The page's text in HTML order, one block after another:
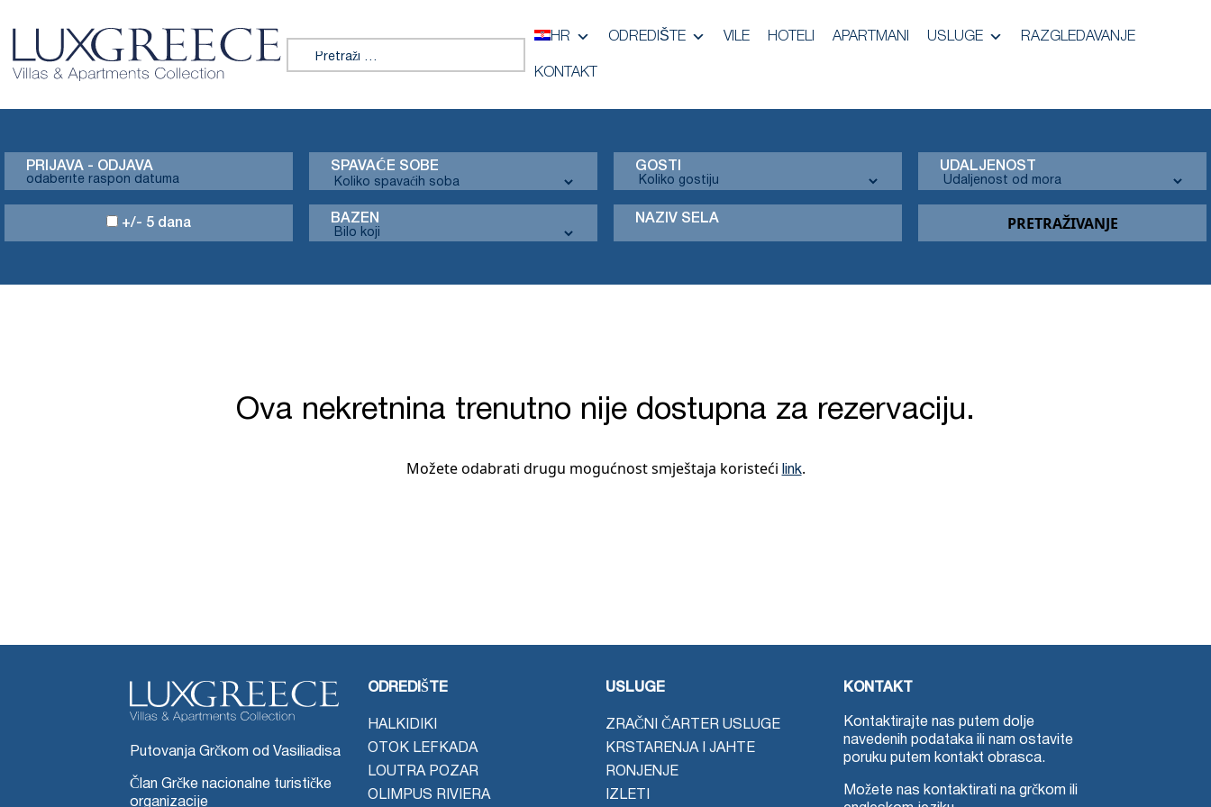
Tražiti:
HR ODREDIŠTE VILE HOTELI APARTMANI USLUGE RAZGLEDAVANJE
KONTAKT
PRIJAVA - ODJAVA SPAVAĆE SOBE GOSTI UDALJENOST
+/- 5 dana BAZEN NAZIV SELA
Ova nekretnina trenutno nije dostupna za rezervaciju.
Možete odabrati drugu mogućnost smještaja koristeći link.
Putovanja Grčkom od Vasiliadisa
Član Grčke nacionalne turističke
organizacije
ODREDIŠTE
HALKIDIKI
OTOK LEFKADA
LOUTRA POZAR
OLIMPUS RIVIERA
USLUGE
ZRAČNI ČARTER USLUGE
KRSTARENJA I JAHTE
RONJENJE
IZLETI
KONTAKT
Kontaktirajte nas putem dolje
navedenih podataka ili nam ostavite
poruku putem kontakt obrasca.
Možete nas kontaktirati na grčkom ili